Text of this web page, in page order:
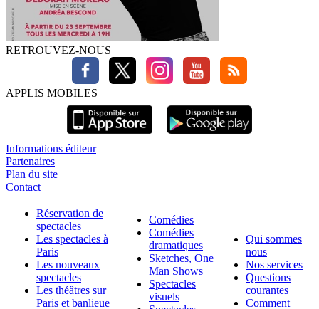
RETROUVEZ-NOUS
APPLIS MOBILES
Informations éditeur
Partenaires
Plan du site
Contact
Réservation de
spectacles
Les spectacles à
Paris
Les nouveaux
spectacles
Les théâtres sur
Paris et banlieue
Comédies
Comédies
dramatiques
Sketches, One
Man Shows
Spectacles
visuels
Qui sommes
nous
Nos services
Questions
courantes
Comment